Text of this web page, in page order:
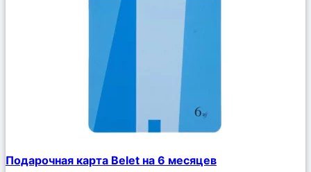
Описание
Подарочная карта Belet на 6 месяцев